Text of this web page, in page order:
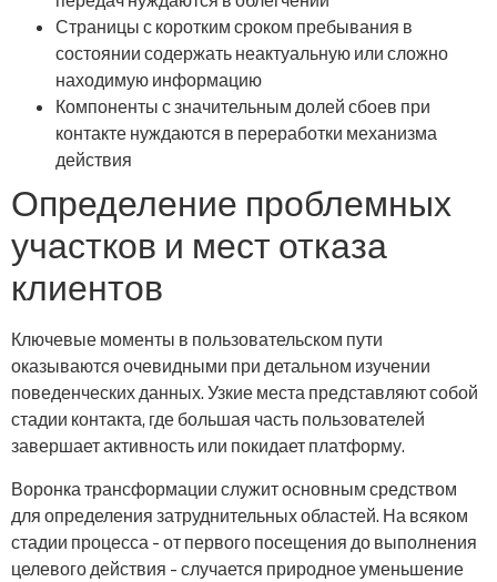
Страницы с коротким сроком пребывания в
состоянии содержать неактуальную или сложно
находимую информацию
Компоненты с значительным долей сбоев при
контакте нуждаются в переработки механизма
действия
Определение проблемных
участков и мест отказа
клиентов
Ключевые моменты в пользовательском пути
оказываются очевидными при детальном изучении
поведенческих данных. Узкие места представляют собой
стадии контакта, где большая часть пользователей
завершает активность или покидает платформу.
Воронка трансформации служит основным средством
для определения затруднительных областей. На всяком
стадии процесса – от первого посещения до выполнения
целевого действия – случается природное уменьшение